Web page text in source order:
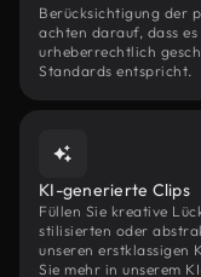
Berücksichtigung der
achten darauf, dass
urheberrechtlich
Standards entspricht.
KI-generierte Clips
Füllen Sie kreative
stilisierten oder
unseren erstklassigen
Sie mehr in unserem